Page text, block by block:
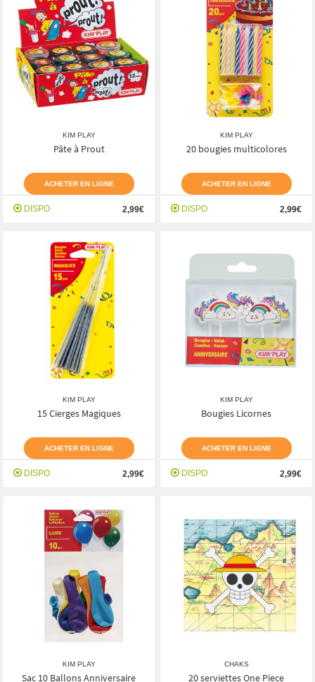
KIM PLAY
Pâte à Prout
ACHETER EN LIGNE
DISPO 2,99€
KIM PLAY
20 bougies multicolores
ACHETER EN LIGNE
DISPO 2,99€
KIM PLAY
15 Cierges Magiques
ACHETER EN LIGNE
DISPO 2,99€
KIM PLAY
Bougies Licornes
ACHETER EN LIGNE
DISPO 2,99€
KIM PLAY
Sac 10 Ballons Anniversaire
CHAKS
20 serviettes One Piece